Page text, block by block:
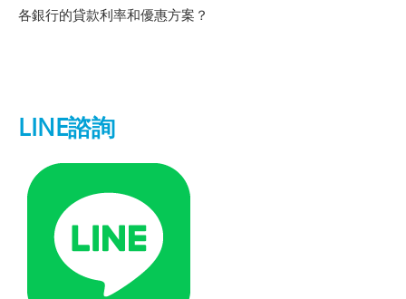
各銀行的貸款利率和優惠方案？
LINE諮詢